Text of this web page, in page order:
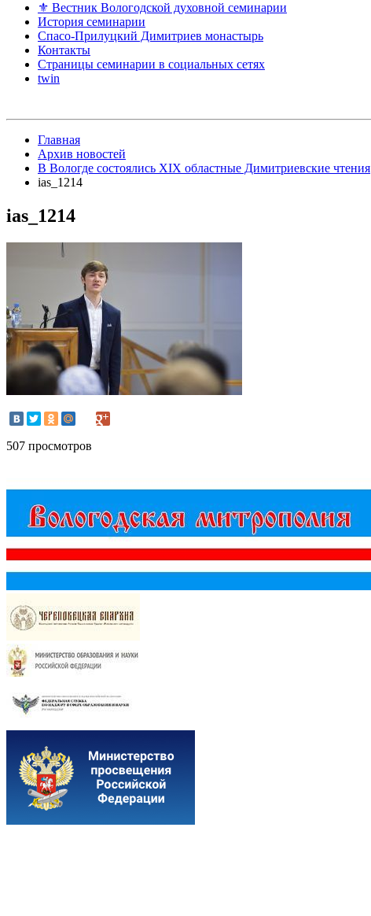
⚜ Вестник Вологодской духовной семинарии
История семинарии
Спасо-Прилуцкий Димитриев монастырь
Контакты
Страницы семинарии в социальных сетях
twin
Главная
Архив новостей
В Вологде состоялись XIX областные Димитриевские чтения
ias_1214
ias_1214
507 просмотров